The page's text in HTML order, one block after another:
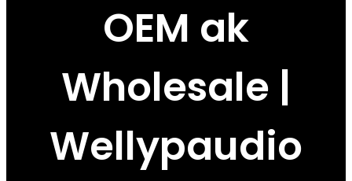
OEM ak
Wholesale |
Wellypaudio